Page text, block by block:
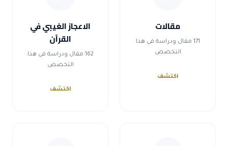
مقالات
171 مقال ودراسة في هذا
التخصص
اكتشف
الاعجاز الغيبي في
القرآن
162 مقال ودراسة في هذا
التخصص
اكتشف